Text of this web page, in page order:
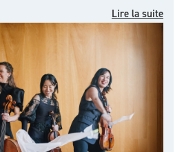
Lire la suite